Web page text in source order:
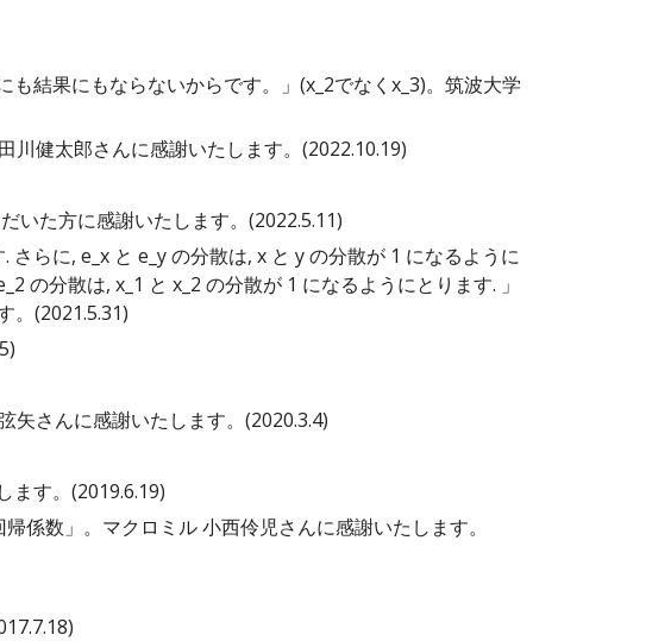
も結果にもならないからです。」(x_2でなくx_3)。 筑波大学
田川健太郎さんに感謝いたします。(2022.10.19)
いた方に感謝いたします。(2022.5.11)
らに, e_x と e_y の分散は, x と y の分散が 1 になるように
の分散は, x_1 と x_2 の分散が 1 になるようにとります. 」
。(2021.5.31)
)
矢さんに感謝いたします。(2020.3.4)
ます。(2019.6.19)
係数」。マクロミル 小西伶児さんに感謝いたします。